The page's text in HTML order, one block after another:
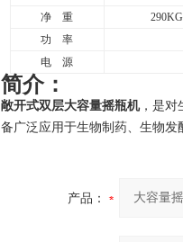
净 重
290KG
功 率
电 源
简介：
敞开式双层大容量摇瓶机，是对
备广泛应用于生物制药、生物
产品：